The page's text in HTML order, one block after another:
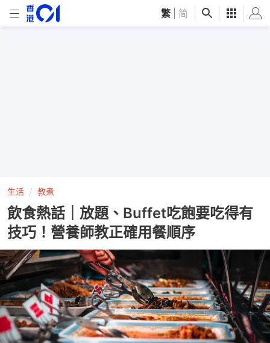
繁 简
生活 教煮
飲食熱話｜放題、Buffet吃飽要吃得有
技巧！營養師教正確用餐順序